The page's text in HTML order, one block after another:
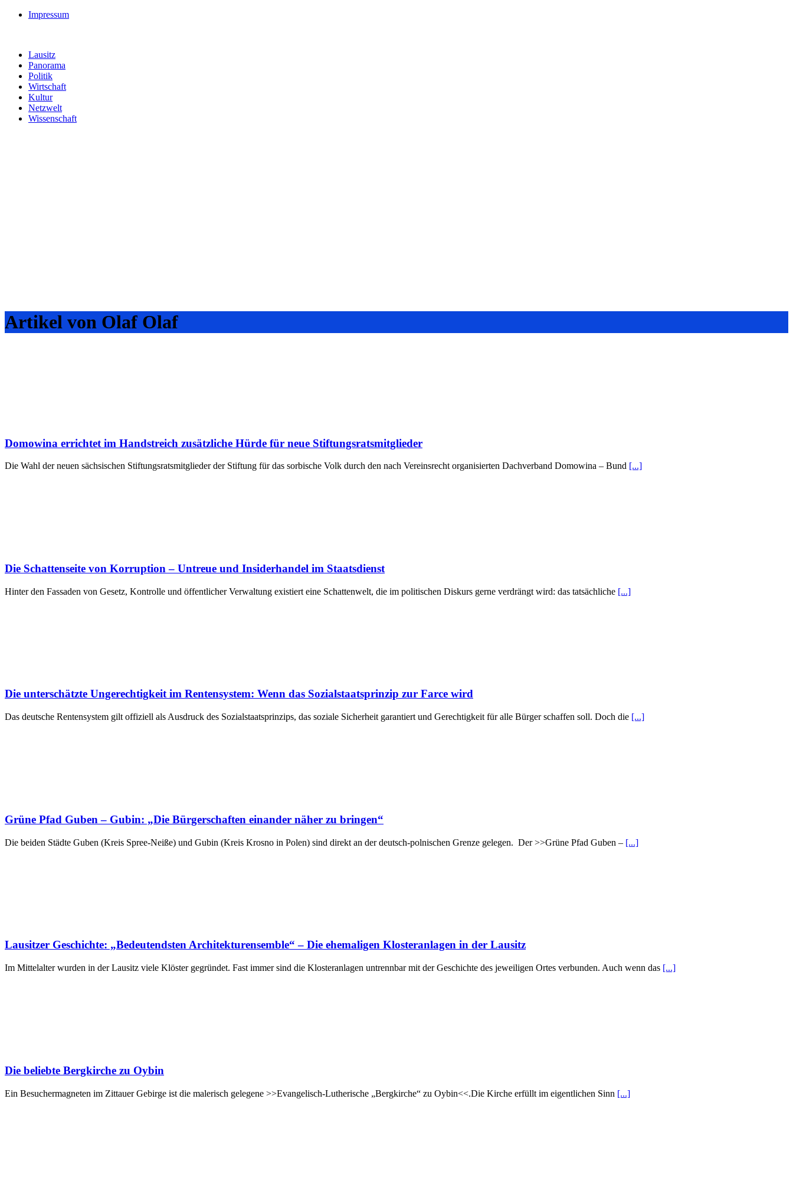
Impressum
Lausitz
Panorama
Politik
Wirtschaft
Kultur
Netzwelt
Wissenschaft
Artikel von Olaf Olaf
Domowina errichtet im Handstreich zusätzliche Hürde für neue Stiftungsratsmitglieder
Die Wahl der neuen sächsischen Stiftungsratsmitglieder der Stiftung für das sorbische Volk durch den nach Vereinsrecht organisierten Dachverband Domowina – Bund [...]
Die Schattenseite von Korruption – Untreue und Insiderhandel im Staatsdienst
Hinter den Fassaden von Gesetz, Kontrolle und öffentlicher Verwaltung existiert eine Schattenwelt, die im politischen Diskurs gerne verdrängt wird: das tatsächliche [...]
Die unterschätzte Ungerechtigkeit im Rentensystem: Wenn das Sozialstaatsprinzip zur Farce wird
Das deutsche Rentensystem gilt offiziell als Ausdruck des Sozialstaatsprinzips, das soziale Sicherheit garantiert und Gerechtigkeit für alle Bürger schaffen soll. Doch die [...]
Grüne Pfad Guben – Gubin: „Die Bürgerschaften einander näher zu bringen“
Die beiden Städte Guben (Kreis Spree-Neiße) und Gubin (Kreis Krosno in Polen) sind direkt an der deutsch-polnischen Grenze gelegen. Der >>Grüne Pfad Guben – [...]
Lausitzer Geschichte: „Bedeutendsten Architekturensemble“ – Die ehemaligen Klosteranlagen in der Lausitz
Im Mittelalter wurden in der Lausitz viele Klöster gegründet. Fast immer sind die Klosteranlagen untrennbar mit der Geschichte des jeweiligen Ortes verbunden. Auch wenn das [...]
Die beliebte Bergkirche zu Oybin
Ein Besuchermagneten im Zittauer Gebirge ist die malerisch gelegene >>Evangelisch-Lutherische „Bergkirche“ zu Oybin<<.Die Kirche erfüllt im eigentlichen Sinn [...]